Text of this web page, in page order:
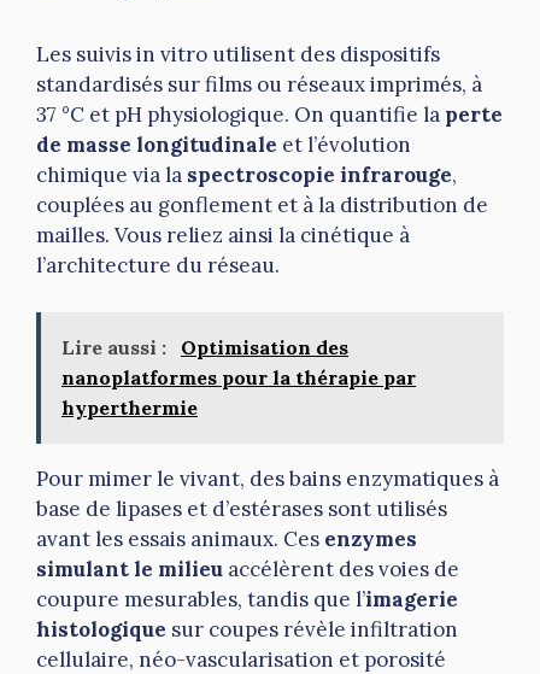
Les suivis in vitro utilisent des dispositifs
standardisés sur films ou réseaux imprimés, à
37 °C et pH physiologique. On quantifie la perte
de masse longitudinale et l’évolution
chimique via la spectroscopie infrarouge,
couplées au gonflement et à la distribution de
mailles. Vous reliez ainsi la cinétique à
l’architecture du réseau.
Lire aussi :
Optimisation des
nanoplatformes pour la thérapie par
hyperthermie
Pour mimer le vivant, des bains enzymatiques à
base de lipases et d’estérases sont utilisés
avant les essais animaux. Ces enzymes
simulant le milieu accélèrent des voies de
coupure mesurables, tandis que l’imagerie
histologique sur coupes révèle infiltration
cellulaire, néo-vascularisation et porosité